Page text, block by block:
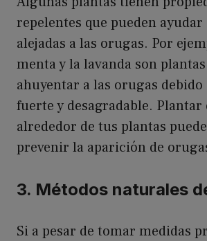
repelentes que pueden
alejadas a las orugas. Por
menta y la lavanda son
ahuyentar a las orugas
fuerte y desagradable. Plantar
alrededor de tus plantas
prevenir la aparición de
3. Métodos naturales
Si a pesar de tomar medidas